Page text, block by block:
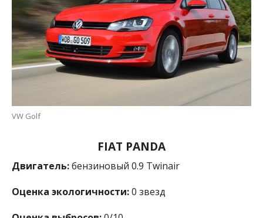
VW Golf
FIAT PANDA
Двигатель:бензиновый 0.9 Twinair
Оценка экологичности:0 звезд